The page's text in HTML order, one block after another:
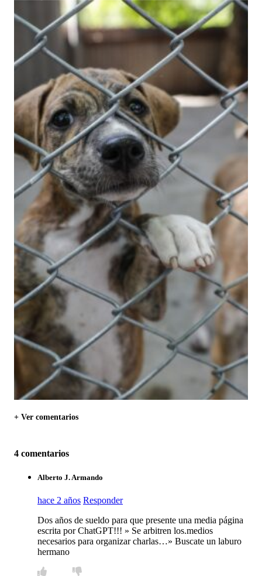
+ Ver comentarios
4 comentarios
Alberto J. Armando
hace 2 años Responder
Dos años de sueldo para que presente una media página
escrita por ChatGPT!!! » Se arbitren los.medios
necesarios para organizar charlas…» Buscate un laburo
hermano